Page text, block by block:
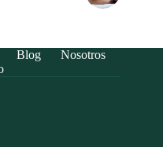
Blog
Nosotros